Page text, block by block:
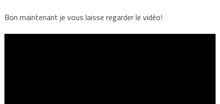
Bon maintenant je vous laisse regarder le vidéo!